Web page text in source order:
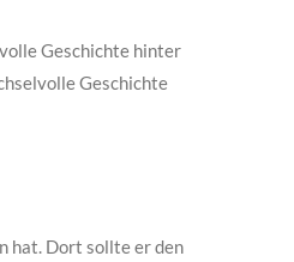
Geschichte hinter
Geschichte
hat. Dort sollte er den